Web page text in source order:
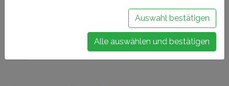
Buchen Sie Ihr Weinseminar!Auswahl bestätigen
Alle auswählen und bestätigen